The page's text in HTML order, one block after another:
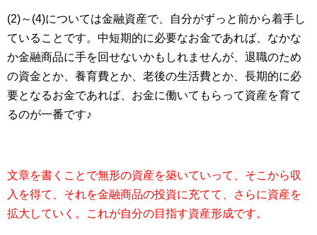
(2)～(4)については金融資産で、自分がずっと前から着手し
ていることです。中短期的に必要なお金であれば、なかな
か金融商品に手を回せないかもしれませんが、退職のため
の資金とか、養育費とか、老後の生活費とか、長期的に必
要となるお金であれば、お金に働いてもらって資産を育て
るのが一番です♪
文章を書くことで無形の資産を築いていって、そこから収
入を得て、それを金融商品の投資に充てて、さらに資産を
拡大していく。これが自分の目指す資産形成です。